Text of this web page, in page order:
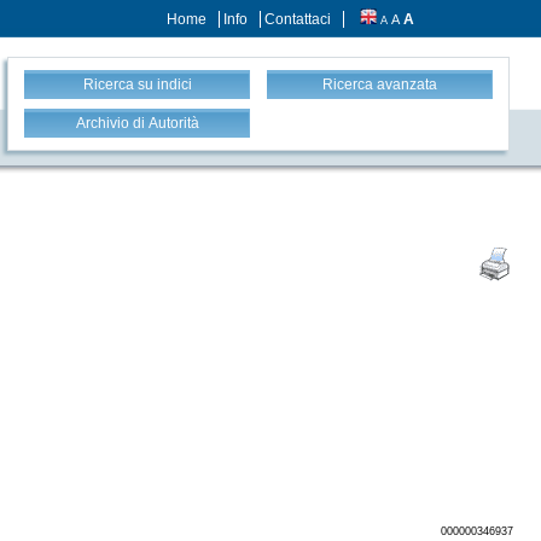
Home Info Contattaci A A A
Ricerca su indici Ricerca avanzata
Archivio di Autorità